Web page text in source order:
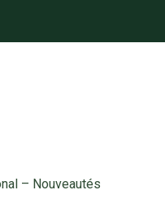
– Nouveautés